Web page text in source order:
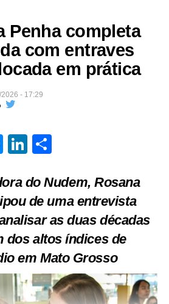
Penha completa
com entraves
em prática
- 17:29
Messenger
LinkedIn
do Nudem, Rosana
de uma entrevista
as duas décadas
dos altos índices de
em Mato Grosso